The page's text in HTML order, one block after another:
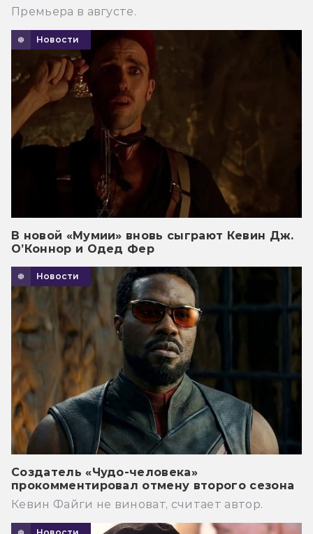
Премьера в августе.
Новости
В новой «Мумии» вновь сыграют Кевин Дж.
О’Коннор и Одед Фер
Новости
Создатель «Чудо-человека»
прокомментировал отмену второго сезона
Кевин Файги не виноват, считает автор.